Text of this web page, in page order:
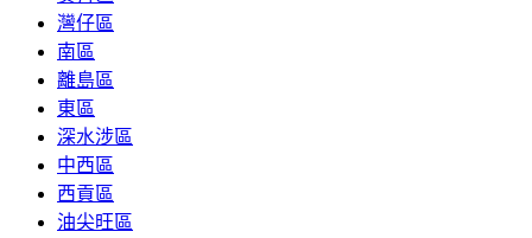
灣仔區
南區
離島區
東區
深水涉區
中西區
西貢區
油尖旺區